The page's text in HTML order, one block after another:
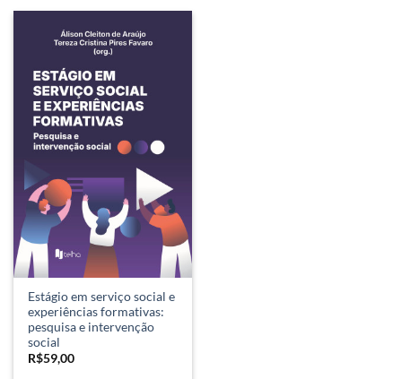
Estágio em serviço social e
experiências formativas:
pesquisa e intervenção
social
R$59,00